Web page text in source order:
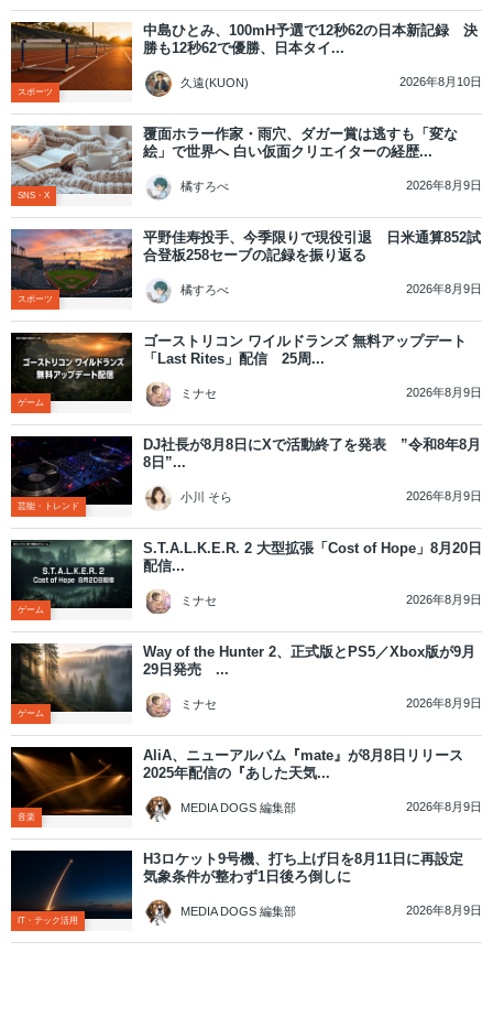
スポーツ
中島ひとみ、100mH予選で12秒62の日本新記録 決
勝も12秒62で優勝、日本タイ...
久遠(KUON) 2026年8月10日
SNS・X
覆面ホラー作家・雨穴、ダガー賞は逃すも「変な
絵」で世界へ 白い仮面クリエイターの経歴...
橘すろべ 2026年8月9日
スポーツ
平野佳寿投手、今季限りで現役引退 日米通算852試
合登板258セーブの記録を振り返る
橘すろべ 2026年8月9日
ゲーム
ゴーストリコン ワイルドランズ 無料アップデート
「Last Rites」配信 25周...
ミナセ 2026年8月9日
芸能・トレンド
DJ社長が8月8日にXで活動終了を発表 ”令和8年8月
8日”...
小川 そら 2026年8月9日
ゲーム
S.T.A.L.K.E.R. 2 大型拡張「Cost of Hope」8月20日
配信...
ミナセ 2026年8月9日
ゲーム
Way of the Hunter 2、正式版とPS5／Xbox版が9月
29日発売 ...
ミナセ 2026年8月9日
音楽
AliA、ニューアルバム『mate』が8月8日リリース
2025年配信の『あした天気...
MEDIA DOGS 編集部 2026年8月9日
IT・テック活用
H3ロケット9号機、打ち上げ日を8月11日に再設定
気象条件が整わず1日後ろ倒しに
MEDIA DOGS 編集部 2026年8月9日